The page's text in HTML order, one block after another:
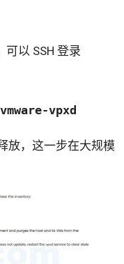
以 SSH 登录
vpxd
放，这一步在大规模